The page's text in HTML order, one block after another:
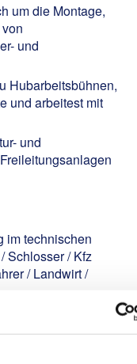
um die Montage,
und
Hubarbeitsbühnen,
und arbeitest mit
und
im technischen
Schlosser / Kfz
/ Landwirt /
C und CE